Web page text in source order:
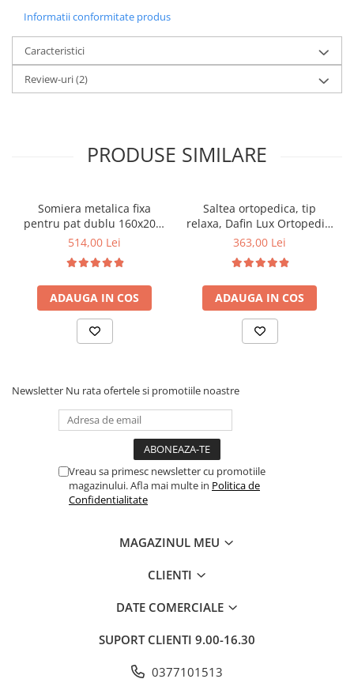
Informatii conformitate produs
Caracteristici
Review-uri(2)
PRODUSE SIMILARE
Somiera metalica fixa
pentru pat dublu 160x200,
6 picioare, 32 lamele lemn
saltea ferm, negru
514,00 Lei
ADAUGA IN COS
Saltea ortopedica, tip
relaxa, Dafin Lux Ortopedic,
90x200x21cm, fermitate
tip Bonell, fata vara-iarna,
sistem de aerisire cu
butoni, Salt Confort
363,00 Lei
ADAUGA IN COS
Newsletter Nu rata ofertele si promotiile noastre
Vreau sa primesc newsletter cu promotiile
magazinului. Afla mai multe in Politica de
Confidentialitate
MAGAZINUL MEU
CLIENTI
DATE COMERCIALE
SUPORT CLIENTI 9.00-16.30
0377101513